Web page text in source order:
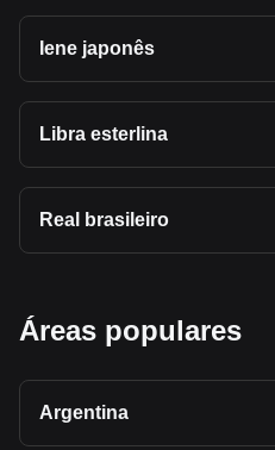
Iene japonês
Libra esterlina
Real brasileiro
Áreas populares
Argentina